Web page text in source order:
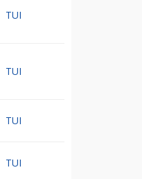
TUI
TUI
TUI
TUI